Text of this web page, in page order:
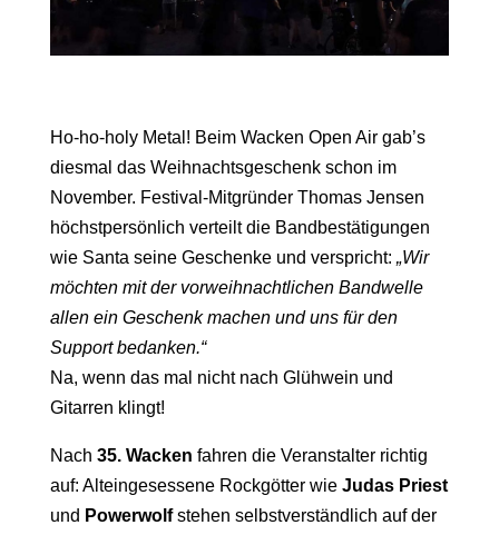
Ho-ho-holy Metal! Beim Wacken Open Air gab’s
diesmal das Weihnachtsgeschenk schon im
November. Festival-Mitgründer Thomas Jensen
höchstpersönlich verteilt die Bandbestätigungen
wie Santa seine Geschenke und verspricht: „Wir
möchten mit der vorweihnachtlichen Bandwelle
allen ein Geschenk machen und uns für den
Support bedanken.“
Na, wenn das mal nicht nach Glühwein und
Gitarren klingt!
Nach 35. Wacken fahren die Veranstalter richtig
auf: Alteingesessene Rockgötter wie Judas Priest
und Powerwolfstehen selbstverständlich auf der